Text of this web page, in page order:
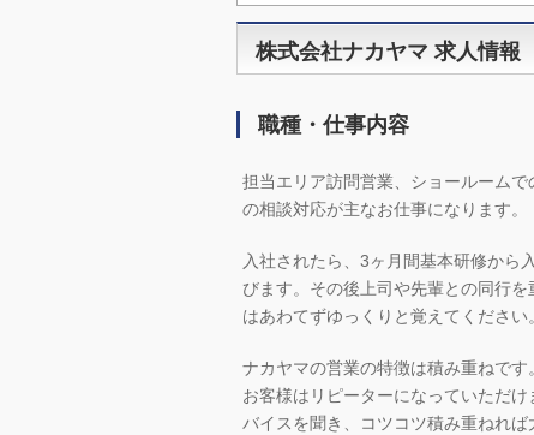
株式会社ナカヤマ 求人情報
職種・仕事内容
担当エリア訪問営業、ショールーム
の相談対応が主なお仕事になります。
入社されたら、3ヶ月間基本研修から
びます。その後上司や先輩との同行
はあわてずゆっくりと覚えてください。
ナカヤマの営業の特徴は積み重ねで
お客様はリピーターになっていただ
バイスを聞き、コツコツ積み重ねれ